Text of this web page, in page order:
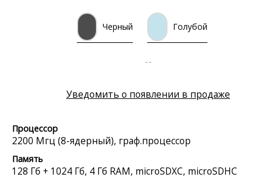
Черный Голубой
--
Уведомить о появлении в продаже
Процессор
2200 Мгц (8-ядерный), граф.процессор
Память
128 Гб + 1024 Гб, 4 Гб RAM, microSDXC, microSDHC